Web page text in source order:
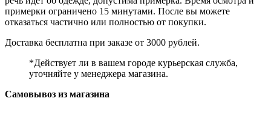
примерки ограничено 15 минутами. После вы можете
отказаться частично или полностью от покупки.
Доставка бесплатна при заказе от 3000 рублей.
*Действует ли в вашем городе курьерская служба,
уточняйте у менеджера магазина.
Самовывоз из магазина